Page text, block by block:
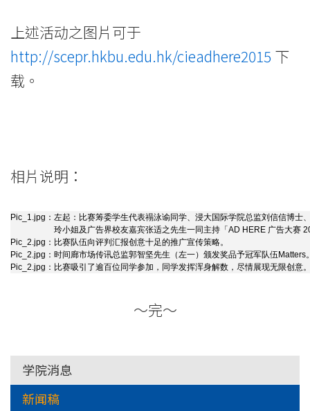
上述活动之图片可于
http://scepr.hkbu.edu.hk/cieadhere2015 下
载。
相片说明：
Pic_1.jpg： 左起：比赛筹委学生代表禢泳谕同学、浸大国际学院总监刘信信博士
玲小姐及广告界校友嘉宾张适之先生一同主持「AD HERE 广告大赛
Pic_2.jpg： 比赛队伍向评判汇报创意十足的推广宣传策略。
Pic_2.jpg： 时间廊市场传讯总监郭智坚先生（左一）颁发奖品予冠军队伍Matters
Pic_2.jpg： 比赛吸引了逾百位同学参加，同学发挥浑身解数，尽情展现无限创意
～完～
学院消息
新闻稿